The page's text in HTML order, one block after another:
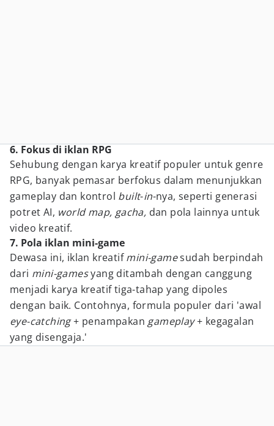
6. Fokus di iklan RPG
Sehubung dengan karya kreatif populer untuk genre
RPG, banyak pemasar berfokus dalam menunjukkan
gameplay dan kontrol built-in-nya, seperti generasi
potret AI, world map, gacha, dan pola lainnya untuk
video kreatif.
7. Pola iklan mini-game
Dewasa ini, iklan kreatifmini-gamesudah berpindah
dari mini-gamesyang ditambah dengan canggung
menjadi karya kreatif tiga-tahap yang dipoles
dengan baik. Contohnya, formula populer dari 'awal
eye-catching+ penampakan gameplay+ kegagalan
yang disengaja.'